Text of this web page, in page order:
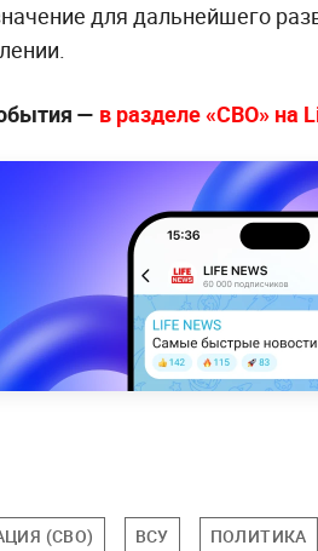
для дальнейшего
— в разделе «СВО» на
(СВО) ВСУ ПОЛИТИКА